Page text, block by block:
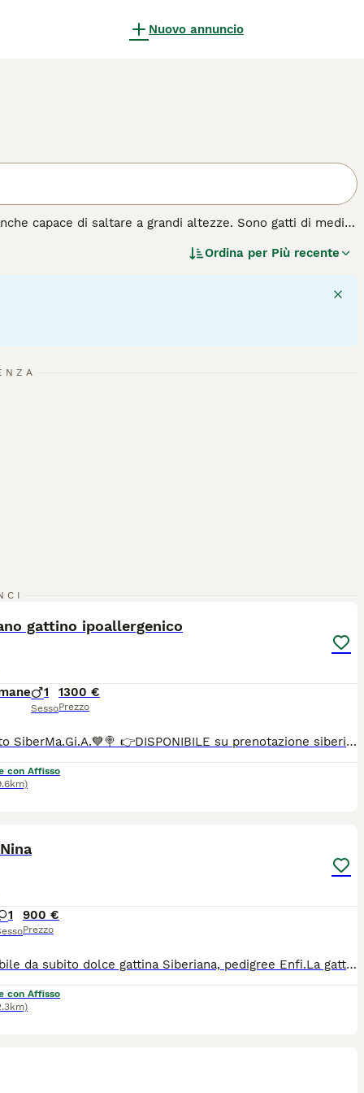
Nuovo annuncio
capace di saltare a grandi altezze. Sono gatti di medie
hanno fatto innamorare moltissima gente, e per una
di gatto.
Ordina per Più recente
gattino ipoallergenico
1
Sesso
1300 €
Prezzo
🍭💙All.to SiberMa.Gi.A.💙🍭 👉DISPONIBILE su prenotazione siberiano tradizionale!🌟🐱🌟 Maschio 🩵 ♥️Potranno lasciare l'allevamento dai 90 gg con: 📌Chip 📌Vaccini 📌Profilassi antielmintica completa 📌Snap giardia negativo 📌Coprologico per flottazione negativo 📌profilassi antiparassitaria in corso di validità 📌libretto sanitario 📌certificato di buona salute 📌pedigree RICONOSCIUTO DAL MINISTERO delle politiche agricole 📌copia degli esami Hcm, pkd, Pkdef dei genitori.♥️ 📌Assistenza all' inserimento in famiglia 📌 Assistenza alla nutrizione ♦️Abituati in contesto domestico e famigliare, abituati ai cani, altri gatti e bambini♦️
con Affisso
1 900 €
Prezzo
Disponibile da subito dolce gattina Siberiana, pedigree Enfi.La gattina è ben socializzata, abituata all'uso della lettiera e del tiragraffi.per ulteriori informazioni contattare il numero 340/7813473
con Affisso